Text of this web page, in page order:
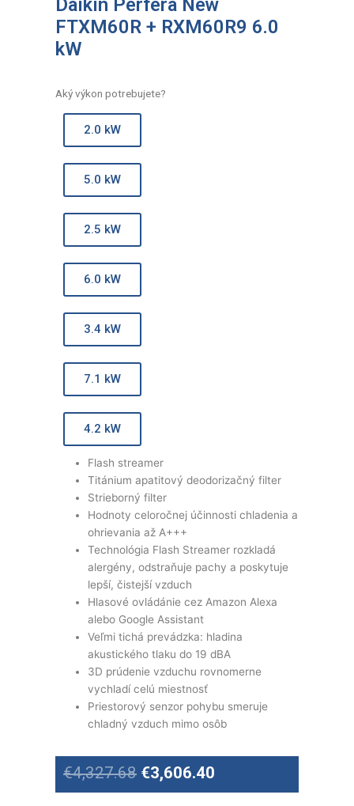
FTXM60R + RXM60R9 6.0
kW
Aký výkon potrebujete?
2.0 kW
5.0 kW
2.5 kW
6.0 kW
3.4 kW
7.1 kW
4.2 kW
Flash streamer
Titánium apatitový deodorizačný filter
Strieborný filter
Hodnoty celoročnej účinnosti chladenia a
ohrievania až A+++
Technológia Flash Streamer rozkladá
alergény, odstraňuje pachy a poskytuje
lepší, čistejší vzduch
Hlasové ovládánie cez Amazon Alexa
alebo Google Assistant
Veľmi tichá prevádzka: hladina
akustického tlaku do 19 dBA
3D prúdenie vzduchu rovnomerne
vychladí celú miestnosť
Priestorový senzor pohybu smeruje
chladný vzduch mimo osôb
€4,327.68 Original
price
was:
€3,606.40
is: